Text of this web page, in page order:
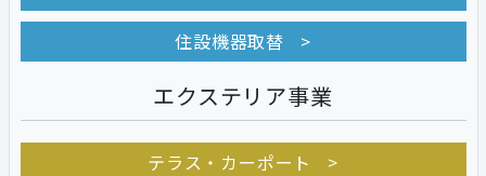
住設機器取替
エクステリア事業
テラス・カーポート